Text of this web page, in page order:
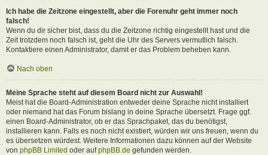
Ich habe die Zeitzone eingestellt, aber die Forenuhr geht immer noch
falsch!
Wenn du dir sicher bist, dass du die Zeitzone richtig eingestellt hast und die
Zeit trotzdem noch falsch ist, geht die Uhr des Servers vermutlich falsch.
Kontaktiere einen Administrator, damit er das Problem beheben kann.
Nach oben
Meine Sprache steht auf diesem Board nicht zur Auswahl!
Meist hat die Board-Administration entweder deine Sprache nicht installiert
oder niemand hat das Forum bislang in deine Sprache übersetzt. Frage ggf.
einen Board-Administrator, ob er das Sprachpaket, das du benötigst,
installieren kann. Falls es noch nicht existiert, würden wir uns freuen, wenn du
es übersetzen würdest. Weitere Informationen dazu können auf der Website
von phpBB Limited oder aufphpBB.de gefunden werden.